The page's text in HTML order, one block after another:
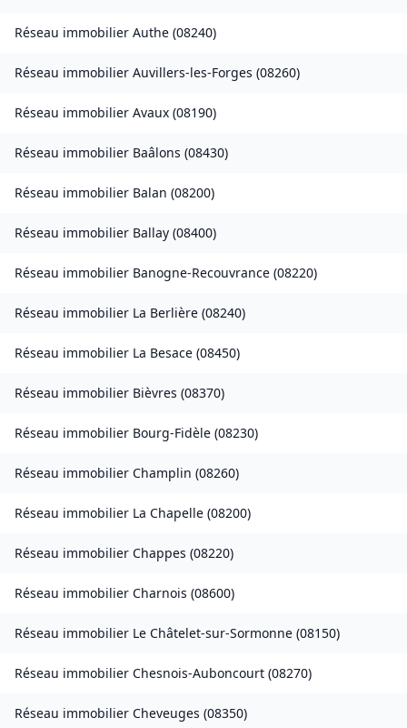
Réseau immobilier Authe (08240)
Réseau immobilier Auvillers-les-Forges (08260)
Réseau immobilier Avaux (08190)
Réseau immobilier Baâlons (08430)
Réseau immobilier Balan (08200)
Réseau immobilier Ballay (08400)
Réseau immobilier Banogne-Recouvrance (08220)
Réseau immobilier La Berlière (08240)
Réseau immobilier La Besace (08450)
Réseau immobilier Bièvres (08370)
Réseau immobilier Bourg-Fidèle (08230)
Réseau immobilier Champlin (08260)
Réseau immobilier La Chapelle (08200)
Réseau immobilier Chappes (08220)
Réseau immobilier Charnois (08600)
Réseau immobilier Le Châtelet-sur-Sormonne (08150)
Réseau immobilier Chesnois-Auboncourt (08270)
Réseau immobilier Cheveuges (08350)